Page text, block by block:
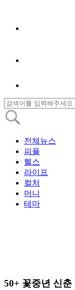
전체뉴스
피플
헬스
라이프
컬처
머니
테마
50+ 꽃중년 신춘